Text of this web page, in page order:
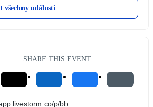
všechny události
SHARE THIS EVENT